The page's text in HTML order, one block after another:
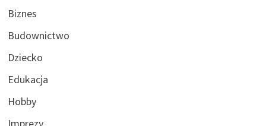
Biznes
Budownictwo
Dziecko
Edukacja
Hobby